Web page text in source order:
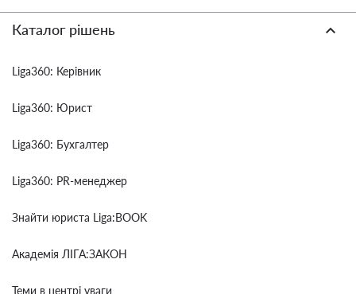
Каталог рішень
Liga360: Керівник
Liga360: Юрист
Liga360: Бухгалтер
Liga360: PR-менеджер
Знайти юриста Liga:BOOK
Академія ЛІГА:ЗАКОН
Теми в центрі уваги